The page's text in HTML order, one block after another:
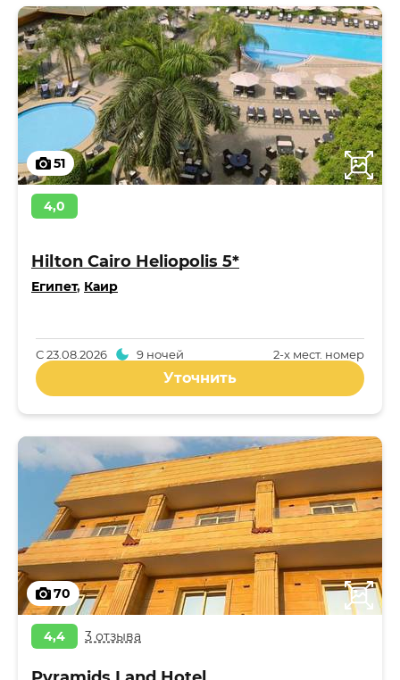
51
4,0
Hilton Cairo Heliopolis 5*
Египет, Каир
2-x мест. номер
С23.08.2026 9 ночей
Уточнить
70
4,4 3 отзыва